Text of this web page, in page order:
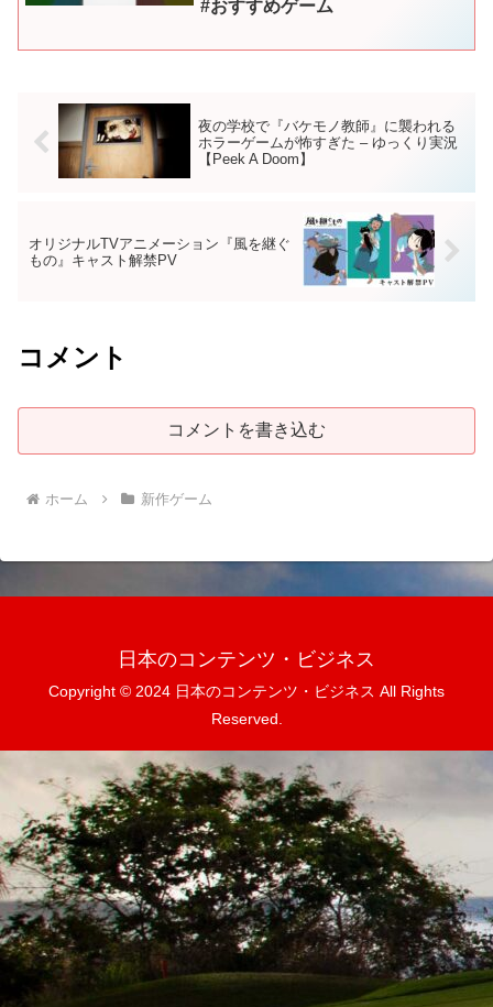
#おすすめゲーム
夜の学校で『バケモノ教師』に襲われる
ホラーゲームが怖すぎた – ゆっくり実況
【Peek A Doom】
オリジナルTVアニメーション『風を継ぐ
もの』キャスト解禁PV
コメント
コメントを書き込む
ホーム 新作ゲーム
日本のコンテンツ・ビジネス
Copyright © 2024 日本のコンテンツ・ビジネス All Rights
Reserved.